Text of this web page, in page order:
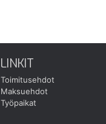
LINKIT
Toimitusehdot
Maksuehdot
Työpaikat